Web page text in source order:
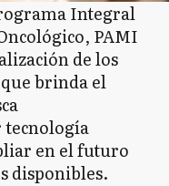
Integral
PAMI
de los
brinda el
tecnología
en el futuro
disponibles.